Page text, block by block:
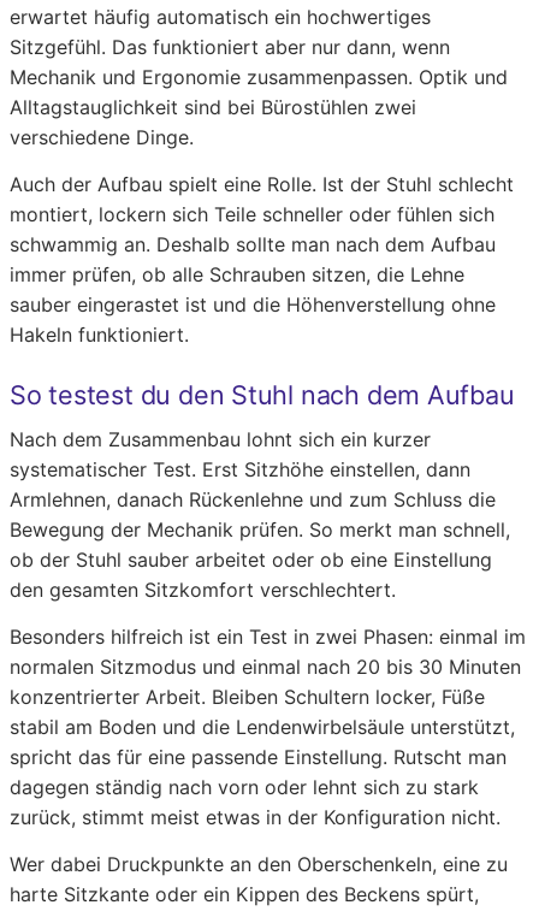
erwartet häufig automatisch ein hochwertiges
Sitzgefühl. Das funktioniert aber nur dann, wenn
Mechanik und Ergonomie zusammenpassen. Optik und
Alltagstauglichkeit sind bei Bürostühlen zwei
verschiedene Dinge.
Auch der Aufbau spielt eine Rolle. Ist der Stuhl schlecht
montiert, lockern sich Teile schneller oder fühlen sich
schwammig an. Deshalb sollte man nach dem Aufbau
immer prüfen, ob alle Schrauben sitzen, die Lehne
sauber eingerastet ist und die Höhenverstellung ohne
Hakeln funktioniert.
So testest du den Stuhl nach dem Aufbau
Nach dem Zusammenbau lohnt sich ein kurzer
systematischer Test. Erst Sitzhöhe einstellen, dann
Armlehnen, danach Rückenlehne und zum Schluss die
Bewegung der Mechanik prüfen. So merkt man schnell,
ob der Stuhl sauber arbeitet oder ob eine Einstellung
den gesamten Sitzkomfort verschlechtert.
Besonders hilfreich ist ein Test in zwei Phasen: einmal im
normalen Sitzmodus und einmal nach 20 bis 30 Minuten
konzentrierter Arbeit. Bleiben Schultern locker, Füße
stabil am Boden und die Lendenwirbelsäule unterstützt,
spricht das für eine passende Einstellung. Rutscht man
dagegen ständig nach vorn oder lehnt sich zu stark
zurück, stimmt meist etwas in der Konfiguration nicht.
Wer dabei Druckpunkte an den Oberschenkeln, eine zu
harte Sitzkante oder ein Kippen des Beckens spürt,